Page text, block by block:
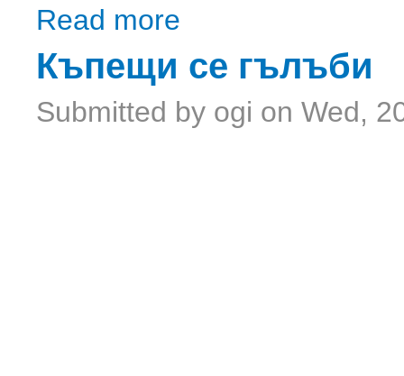
Read more
Къпещи се гълъби
Submitted by ogi on Wed,